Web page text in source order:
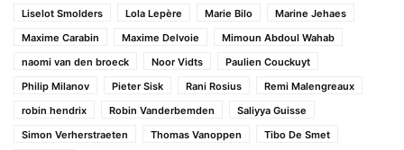
Liselot Smolders
Lola Lepère Marie Bilo
Marine Jehaes
Maxime Carabin
Maxime Delvoie
Mimoun Abdoul Wahab
naomi van den broeck
Noor Vidts
Paulien Couckuyt
Philip Milanov
Pieter Sisk Rani Rosius
Remi Malengreaux
robin hendrix
Robin Vanderbemden
Saliyya Guisse
Simon Verherstraeten
Thomas Vanoppen
Tibo De Smet